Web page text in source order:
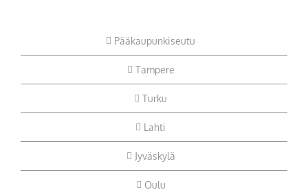
Pääkaupunkiseutu
Tampere
Turku
Lahti
Jyväskylä
Oulu